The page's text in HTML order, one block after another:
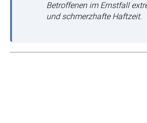
Betroffenen im Ernstfall
und schmerzhafte Haftzeit.